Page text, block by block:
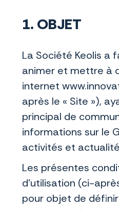
1. OBJET
La Société Keolis a
animer et mettre à
internet
après le « Site »),
principal de
informations sur le
activités et
Les présentes
d’utilisation (ci-
pour objet de